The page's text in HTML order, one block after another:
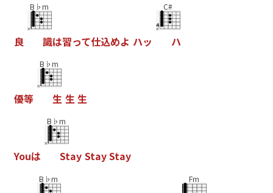
良
B♭m
識は習って仕込めよ ハッ
C#
ハ
優等
B♭m
生 生生
Youは
B♭m
Stay StayStay
B♭m Fm